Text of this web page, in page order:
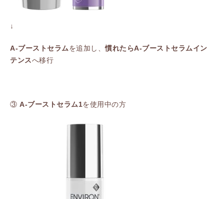
↓
A-ブーストセラムを追加し、慣れたらA-ブーストセラムイン
テンスへ移行
③ A-ブーストセラム1を使用中の方